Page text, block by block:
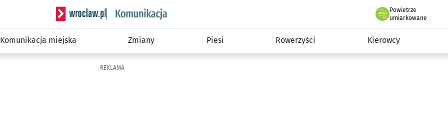
Serwis informacyjny wroclaw.pl podserwis: Komunikacja
Powietrze
we Wrocławiu
umiarkowane
Komunikacja miejska Zmiany Piesi Rowerzyści Kierowcy
REKLAMA